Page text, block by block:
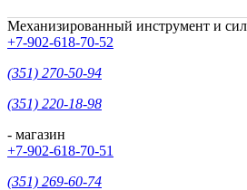
Механизированный инструмент и
+7-902-618-70-52
(351) 270-50-94
(351) 220-18-98
- магазин
+7-902-618-70-51
(351) 269-60-74